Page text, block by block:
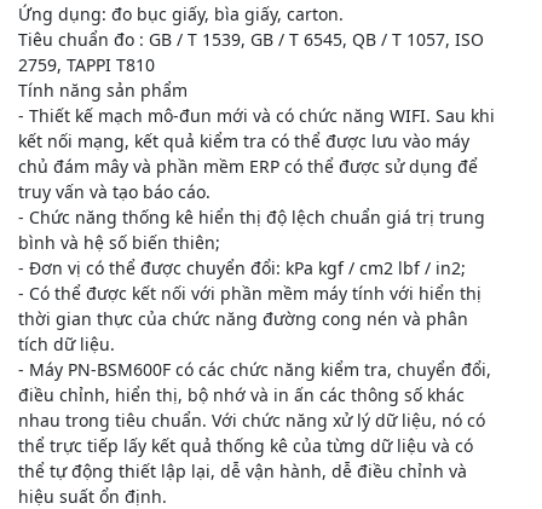
Ứng dụng: đo bục giấy, bìa giấy, carton.
Tiêu chuẩn đo : GB / T 1539, GB / T 6545, QB / T 1057, ISO
2759, TAPPI T810
Tính năng sản phẩm
- Thiết kế mạch mô-đun mới và có chức năng WIFI. Sau khi
kết nối mạng, kết quả kiểm tra có thể được lưu vào máy
chủ đám mây và phần mềm ERP có thể được sử dụng để
truy vấn và tạo báo cáo.
- Chức năng thống kê hiển thị độ lệch chuẩn giá trị trung
bình và hệ số biến thiên;
- Đơn vị có thể được chuyển đổi: kPa kgf / cm2 lbf / in2;
- Có thể được kết nối với phần mềm máy tính với hiển thị
thời gian thực của chức năng đường cong nén và phân
tích dữ liệu.
- Máy PN-BSM600F có các chức năng kiểm tra, chuyển đổi,
điều chỉnh, hiển thị, bộ nhớ và in ấn các thông số khác
nhau trong tiêu chuẩn. Với chức năng xử lý dữ liệu, nó có
thể trực tiếp lấy kết quả thống kê của từng dữ liệu và có
thể tự động thiết lập lại, dễ vận hành, dễ điều chỉnh và
hiệu suất ổn định.